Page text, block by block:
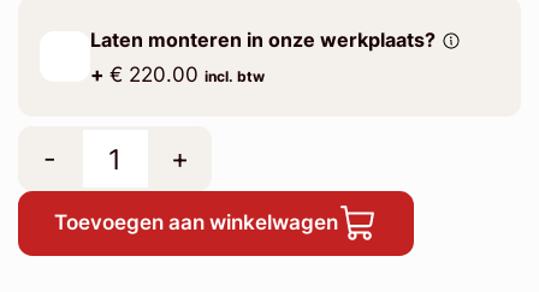
Laten monteren in onze werkplaats?
+ € 220.00 incl. btw
- +
Toevoegen aan winkelwagen